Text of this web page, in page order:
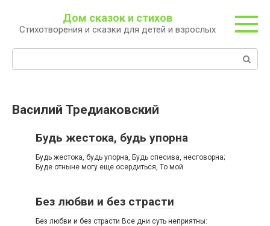
контенту
Дом сказок и стихов
Стихотворения и сказки для детей и взрослых
Василий Тредиаковский
Будь жестока, будь упорна
Будь жестока, будь упорна, Будь спесива, несговорна;
Буде отныне могу еще осердиться, То мой
Без любви и без страсти
Без любви и без страсти Все дни суть неприятны: